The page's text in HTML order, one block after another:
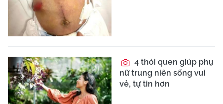
4 thói quen giúp phụ
nữ trung niên sống vui
vẻ, tự tin hơn